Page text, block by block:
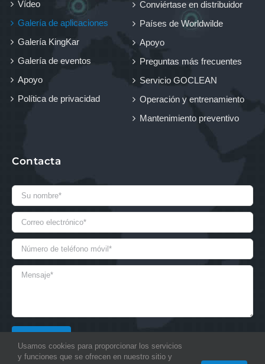
Vídeo
Galería de aplicaciones
Galería KingKar
Galería de eventos
Apoyo
Política de privacidad
Conviértase en distribuidor
Países de Worldwilde
Apoyo
Preguntas más frecuentes
Servicio GOCLEAN
Operación y entrenamiento
Mantenimiento preventivo
Contacta
Usamos cookies para proporcionar los servicios
y funciones que se ofrecen en nuestro sitio y